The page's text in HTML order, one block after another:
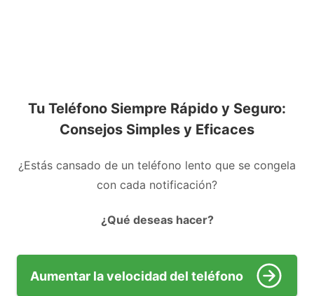
Tu Teléfono Siempre Rápido y Seguro:
Consejos Simples y Eficaces
¿Estás cansado de un teléfono lento que se congela
con cada notificación?
¿Qué deseas hacer?
Aumentar la velocidad del teléfono